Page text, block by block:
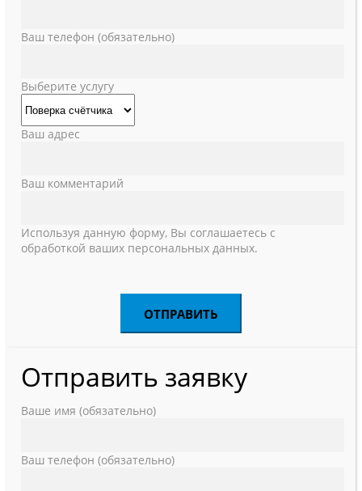
Ваш телефон (обязательно)
Выберите услугу
Ваш адрес
Ваш комментарий
Используя данную форму, Вы соглашаетесь с
обработкой ваших персональных данных.
Отправить заявку
Ваше имя (обязательно)
Ваш телефон (обязательно)